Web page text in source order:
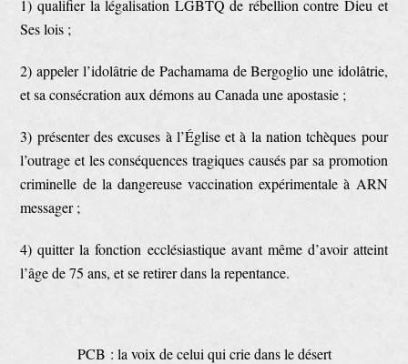
1) qualifier la légalisation LGBTQ de rébellion contre Dieu et
Ses lois ;
2) appeler l’idolâtrie de Pachamama de Bergoglio une idolâtrie,
et sa consécration aux démons au Canada une apostasie ;
3) présenter des excuses à l’Église et à la nation tchèques pour
l’outrage et les conséquences tragiques causés par sa promotion
criminelle de la dangereuse vaccination expérimentale à ARN
messager ;
4) quitter la fonction ecclésiastique avant même d’avoir atteint
l’âge de 75 ans, et se retirer dans la repentance.
PCB : la voix de celui qui crie dans le désert